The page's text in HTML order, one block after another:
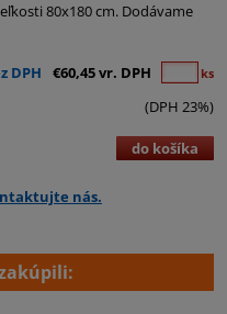
80x180 cm. Dodávame
DPH €60,45 vr. DPH ks
(DPH 23%)
do košíka
nás.